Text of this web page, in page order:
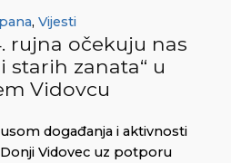
, Vijesti
rujna očekuju nas
starih zanata“ u
Vidovcu
događanja i aktivnosti
Vidovec uz potporu